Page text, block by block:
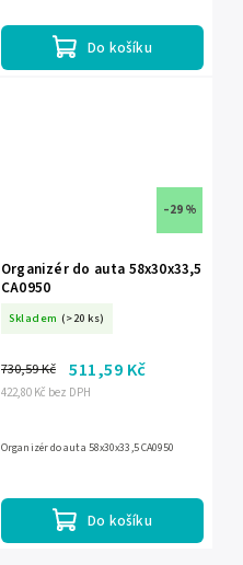
Do košíku
–29 %
Organizér do auta 58x30x33,5
CA0950
Skladem (>20 ks)
422,80 Kč bez DPH
730,59 Kč 511,59 Kč
Do košíku
Organizér do auta 58x30x33,5 CA0950